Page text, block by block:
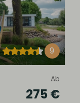
9
Ab
275 €